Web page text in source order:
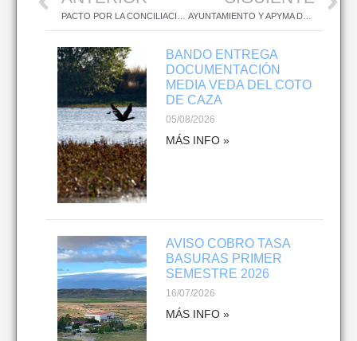
BANDO ENTREGA
DOCUMENTACIÓN
MEDIA VEDA DEL COTO
DE CAZA
05/08/2026
MÁS INFO »
AVISO COBRO TASA
BASURAS PRIMER
SEMESTRE 2026
16/07/2026
MÁS INFO »